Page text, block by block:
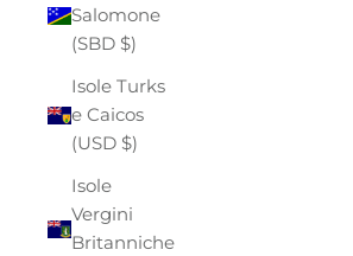
Salomone
(SBD $)
Isole Turks
e Caicos
(USD $)
Isole
Vergini
Britanniche